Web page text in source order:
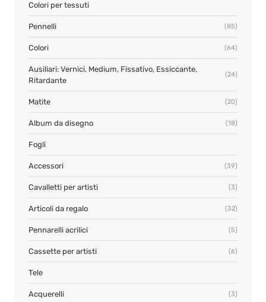
Colori per tessuti
Pennelli (85)
Colori (64)
Ausiliari: Vernici, Medium, Fissativo, Essiccante,
Ritardante
(24)
Matite (20)
Album da disegno (18)
Fogli
Accessori (39)
Cavalletti per artisti (3)
Articoli da regalo (32)
Pennarelli acrilici (5)
Cassette per artisti (6)
Tele
Acquerelli (3)